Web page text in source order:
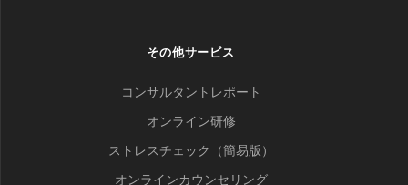
その他サービス
コンサルタントレポート
オンライン研修
ストレスチェック（簡易版）
オンラインカウンセリング